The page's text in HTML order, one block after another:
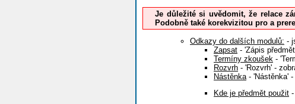
Je důležité si uvědomit, že relace
Podobně také korekvizitou pro a
Odkazy do dalších modulů: -
Zapsat - 'Zápis
Termíny zkoušek -
Rozvrh - 'Rozvrh' -
Nástěnka- 'Nástěnka' -
Kde je předmět použit